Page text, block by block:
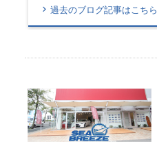
過去のブログ記事はこちら